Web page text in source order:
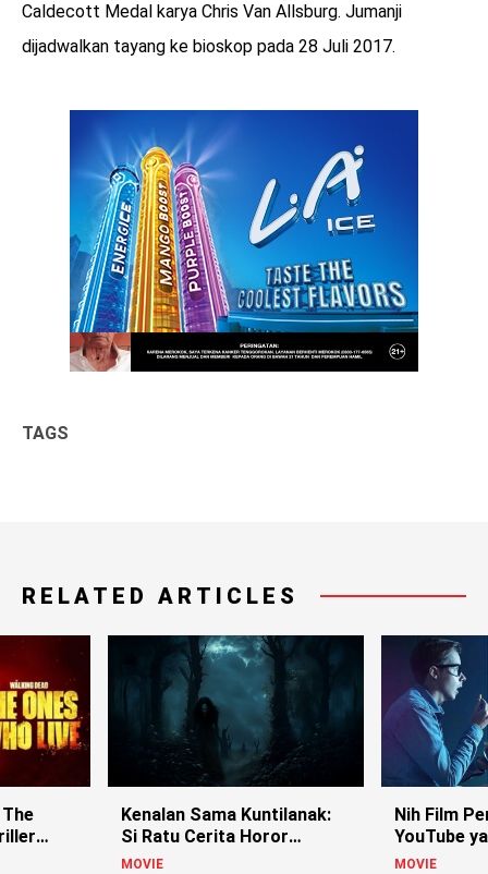
Caldecott Medal karya Chris Van Allsburg. Jumanji
dijadwalkan tayang ke bioskop pada 28 Juli 2017.
TAGS
RELATED ARTICLES
Kenalan Sama Kuntilanak:
Si Ratu Cerita Horor
Indonesia!
MOVIE
Nih Film
YouTube
MOVIE